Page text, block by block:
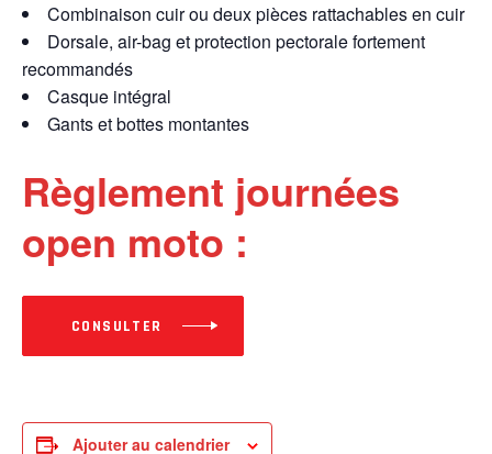
Combinaison cuir ou deux pièces rattachables en cuir
Dorsale, air-bag et protection pectorale fortement
recommandés
Casque intégral
Gants et bottes montantes
Règlement journées
open moto :
CONSULTER
Ajouter au calendrier